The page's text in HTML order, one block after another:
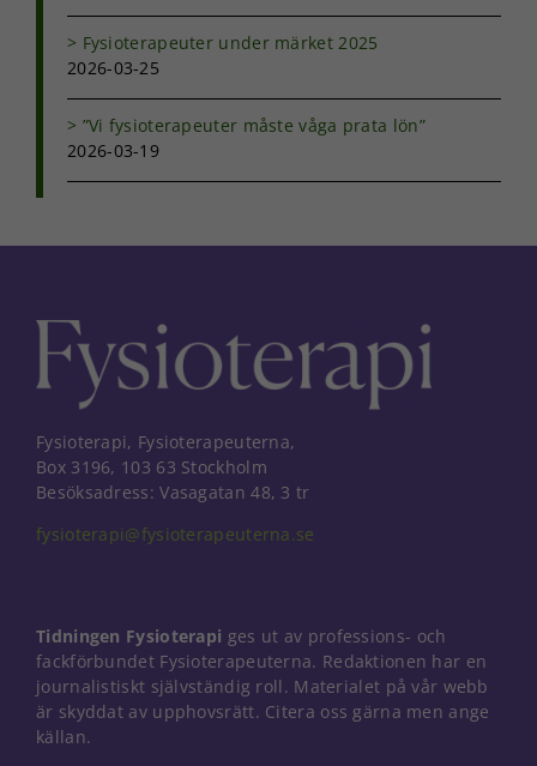
Fysioterapeuter under märket 2025
2026-03-25
”Vi fysioterapeuter måste våga prata lön”
2026-03-19
Fysioterapi, Fysioterapeuterna,
Box 3196, 103 63 Stockholm
Besöksadress: Vasagatan 48, 3 tr
fysioterapi@fysioterapeuterna.se
Tidningen Fysioterapi ges ut av professions- och
fackförbundet Fysioterapeuterna. Redaktionen har en
journalistiskt självständig roll. Materialet på vår webb
är skyddat av upphovsrätt. Citera oss gärna men ange
källan.